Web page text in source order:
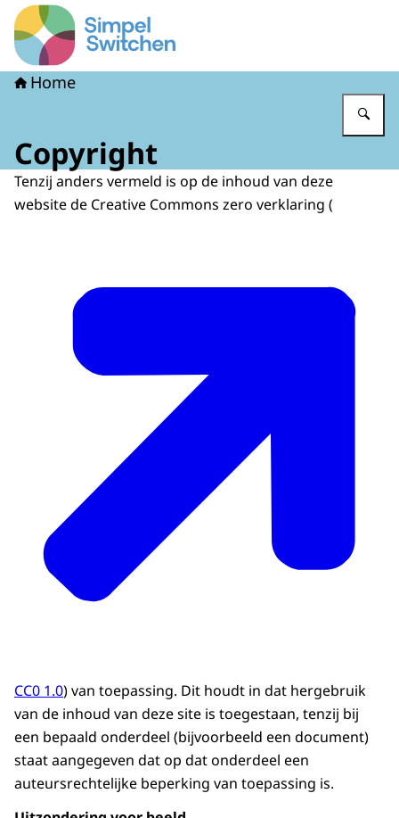
Naar de homepage van Simpel Switchen
Home
Copyright
Tenzij anders vermeld is op de inhoud van deze
website de Creative Commons zero verklaring (
CC0 1.0) van toepassing. Dit houdt in dat hergebruik
van de inhoud van deze site is toegestaan, tenzij bij
een bepaald onderdeel (bijvoorbeeld een document)
staat aangegeven dat op dat onderdeel een
auteursrechtelijke beperking van toepassing is.